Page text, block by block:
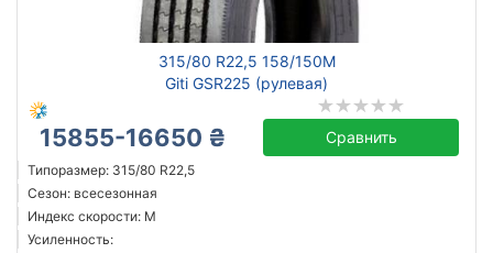
315/80 R22,5 158/150M
Giti GSR225 (рулевая)
15855-16650 ₴ Сравнить
Типоразмер: 315/80 R22,5
Сезон: всесезонная
Индекс скорости: M
Усиленность: